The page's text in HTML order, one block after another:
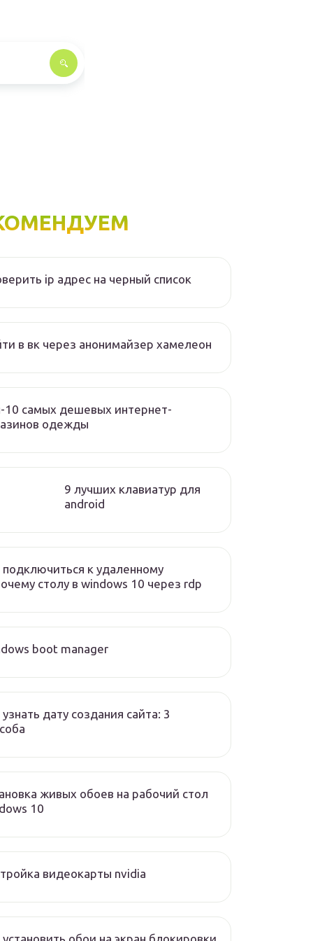
ip адрес на черный список
в вк через анонимайзер хамелеон
10 самых дешевых интернет-
одежды
9 лучших клавиатур для
android
подключиться к удаленному
столу в windows 10 через rdp
boot manager
узнать дату создания сайта: 3
живых обоев на рабочий стол
10
видеокарты nvidia